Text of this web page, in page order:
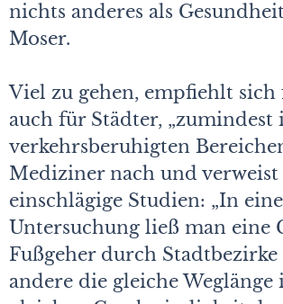
nichts anderes als
Moser.
Viel zu gehen, empfiehlt
auch für Städter, „zumindest
verkehrsberuhigten
Mediziner nach und verweist
einschlägige Studien: „In
Untersuchung ließ man eine
Fußgeher durch Stadtbezirke
andere die gleiche Weglänge